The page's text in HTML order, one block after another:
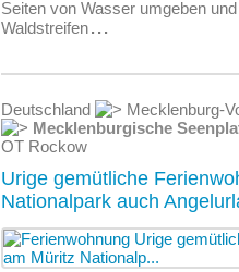
Seiten von Wasser umgeben
Waldstreifen...
Deutschland
Mecklenburg-
Mecklenburgische
OT Rockow
Urige gemütliche
Nationalpark auch